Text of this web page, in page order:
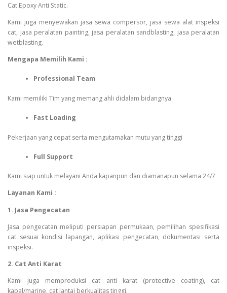
Cat Epoxy Anti Static.
Kami juga menyewakan jasa sewa compersor, jasa sewa alat inspeksi
cat, jasa peralatan painting, jasa peralatan sandblasting, jasa peralatan
wetblasting.
Mengapa Memilih Kami :
Professional Team
Kami memiliki Tim yang memang ahli didalam bidangnya
Fast Loading
Pekerjaan yang cepat serta mengutamakan mutu yang tinggi
Full Support
Kami siap untuk melayani Anda kapanpun dan diamanapun selama 24/7
Layanan Kami :
1. Jasa Pengecatan
Jasa pengecatan meliputi persiapan permukaan, pemilihan spesifikasi
cat sesuai kondisi lapangan, aplikasi pengecatan, dokumentasi serta
inspeksi.
2. Cat Anti Karat
Kami juga memproduksi cat anti karat (protective coating), cat
kapal/marine, cat lantai berkualitas tinggi.